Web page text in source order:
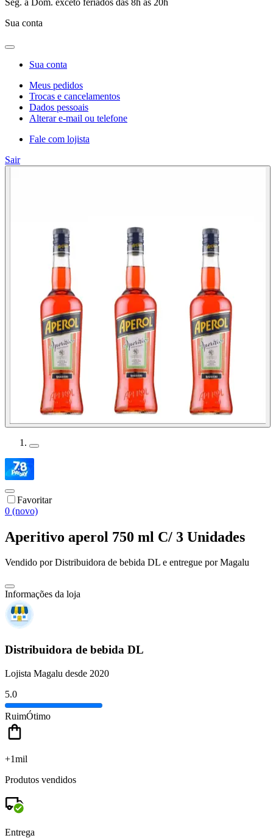
Sua conta
Sua conta
Meus pedidos
Trocas e cancelamentos
Dados pessoais
Alterar e-mail ou telefone
Fale com lojista
Sair
Favoritar
0 (novo)
Aperitivo aperol 750 ml C/ 3 Unidades
Vendido porDistribuidora de bebida DL e entregue por Magalu
Informações da loja
Distribuidora de bebida DL
Lojista Magalu desde 2020
5.0
RuimÓtimo
+1mil
Produtos vendidos
Entrega